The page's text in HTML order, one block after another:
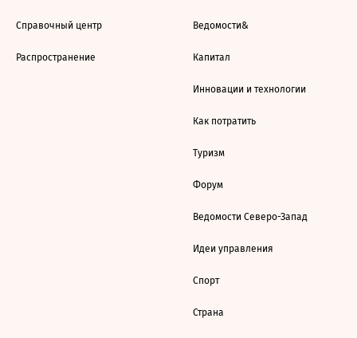
Справочный центр
Распространение
Ведомости&
Капитал
Инновации и технологии
Как потратить
Туризм
Форум
Ведомости Северо-Запад
Идеи управления
Спорт
Страна